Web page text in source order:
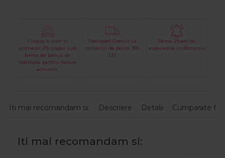
Creaza-ti cont si
primesti 2% inapoi sub
forma de bonus de
fidelitate pentru fiecare
achizitie.
Transport Gratuit La
comenzi de peste 399
LEI
Peste 29 ani de
experienta in domeniu
Iti mai recomandam si: Descriere Detalii Cumparate
Iti mai recomandam si: